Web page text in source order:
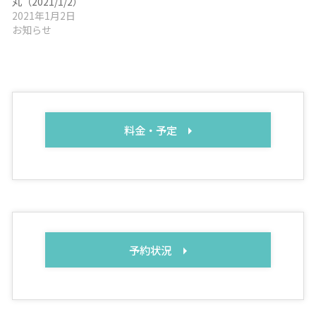
2021年1月2日
お知らせ
料金・予定
予約状況